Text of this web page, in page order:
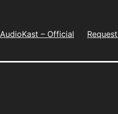
AudioKast – Official